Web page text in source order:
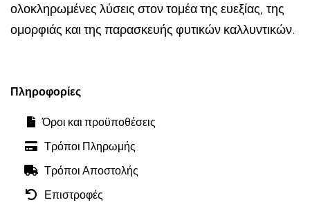
ολοκληρωμένες λύσεις στον τομέα της ευεξίας, της
ομορφιάς και της παρασκευής φυτικών καλλυντικών.
Πληροφορίες
Όροι και προϋποθέσεις
Τρόποι Πληρωμής
Τρόποι Αποστολής
Επιστροφές